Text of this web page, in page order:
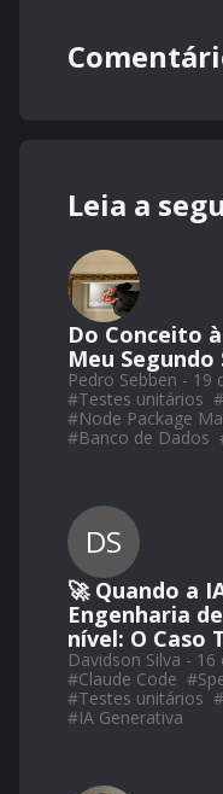
Leia a
Do Conceito
Meu
Pedro Sebben - 19
#Testes unitários #
#Node Package
#Banco de Dados
DS
🚀 Quando a
Engenharia
nível: O Caso
Davidson Silva - 16
#Claude Code #
#Testes unitários #
#IA Generativa